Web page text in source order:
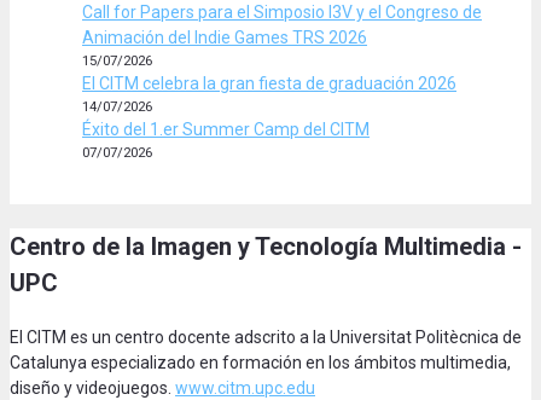
Call for Papers para el Simposio I3V y el Congreso de
Animación del Indie Games TRS 2026
15/07/2026
El CITM celebra la gran fiesta de graduación 2026
14/07/2026
Éxito del 1.er Summer Camp del CITM
07/07/2026
Centro de la Imagen y Tecnología Multimedia -
UPC
El CITM es un centro docente adscrito a la Universitat Politècnica de
Catalunya especializado en formación en los ámbitos multimedia,
diseño y videojuegos. www.citm.upc.edu